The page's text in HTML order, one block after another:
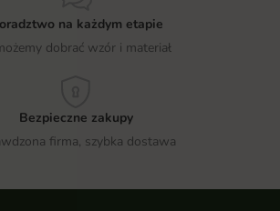
na każdym etapie
dobrać wzór i materiał
Bezpieczne zakupy
firma, szybka dostawa